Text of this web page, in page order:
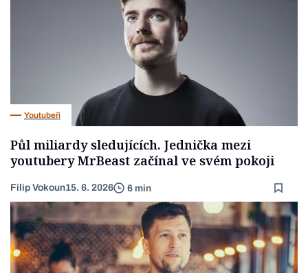
Youtubeři
Půl miliardy sledujících. Jednička mezi
youtubery MrBeast začínal ve svém pokoji
Filip Vokoun15. 6. 2026 6 min